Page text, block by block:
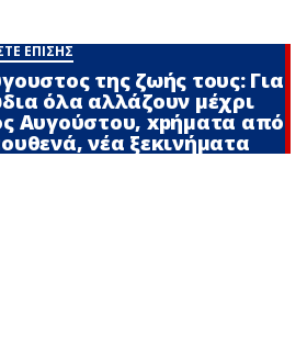
ΕΠΙΣΗΣ
της ζωής τους: Για
όλα αλλάζουν μέχρι
Αυγούστου, xpήματα από
νέα ξεκινήματα